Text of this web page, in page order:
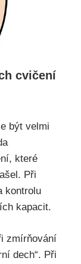
cvičení​
být velmi
které
Při‍
kontrolu
kapacit.‍
zmírňování
dech“. Při